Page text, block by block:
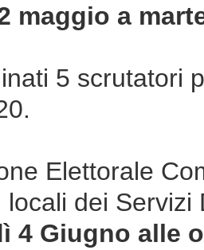
maggio a
5 scrutatori
Elettorale
dei
4 Giugno alle